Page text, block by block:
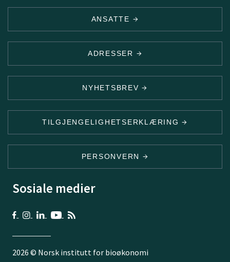
ANSATTE
ADRESSER
NYHETSBREV
TILGJENGELIGHETSERKLÆRING
PERSONVERN
Sosiale medier
2026 © Norsk institutt for bioøkonomi